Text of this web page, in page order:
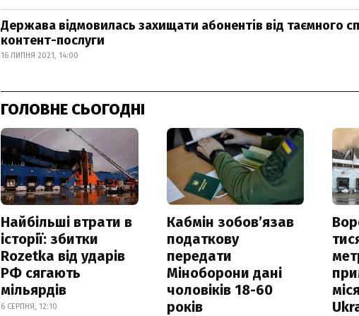
Держава відмовилась захищати абонентів від таємного
контент-послуги
16 ЛИПНЯ 2021, 14:00
ГОЛОВНЕ СЬОГОДНІ
Найбільші втрати в
історії: збитки
Rozetka від ударів
РФ сягають
мільярдів
6 СЕРПНЯ, 12:10
Кабмін зобовʼязав
податкову
передати
Міноборони дані
чоловіків 18-60
років